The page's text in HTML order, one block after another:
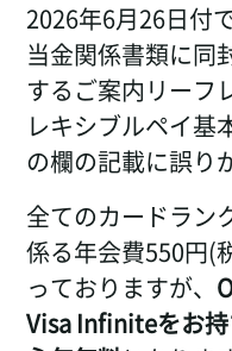
2026年6月26日付
当金関係書類に同
するご案内リーフ
レキシブルペイ基
の欄の記載に誤り
全てのカードラン
係る年会費550円(
っておりますが、
Visa Infiniteをお